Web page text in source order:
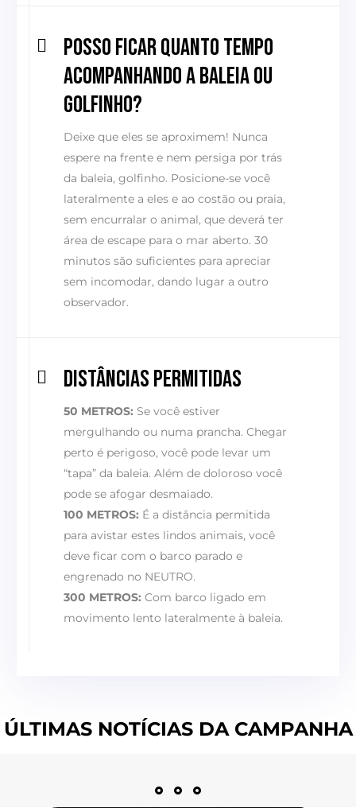
Posso ficar quanto tempo
acompanhando a baleia ou
golfinho?
Deixe que eles se aproximem! Nunca
espere na frente e nem persiga por trás
da baleia, golfinho. Posicione-se você
lateralmente a eles e ao costão ou praia,
sem encurralar o animal, que deverá ter
área de escape para o mar aberto. 30
minutos são suficientes para apreciar
sem incomodar, dando lugar a outro
observador.
Distâncias permitidas
50 METROS: Se você estiver
mergulhando ou numa prancha. Chegar
perto é perigoso, você pode levar um
“tapa” da baleia. Além de doloroso você
pode se afogar desmaiado.
100 METROS: É a distância permitida
para avistar estes lindos animais, você
deve ficar com o barco parado e
engrenado no NEUTRO.
300 METROS: Com barco ligado em
movimento lento lateralmente à baleia.
ÚLTIMAS NOTÍCIAS DA CAMPANHA